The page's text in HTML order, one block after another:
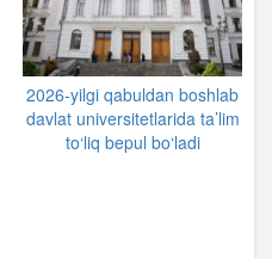
2026-yilgi qabuldan boshlab
davlat universitetlarida ta’lim
to‘liq bepul bo‘ladi